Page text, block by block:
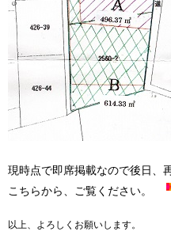
現時点で即席掲載なので後日、
こちらから、ご覧ください。
以上、よろしくお願いします。